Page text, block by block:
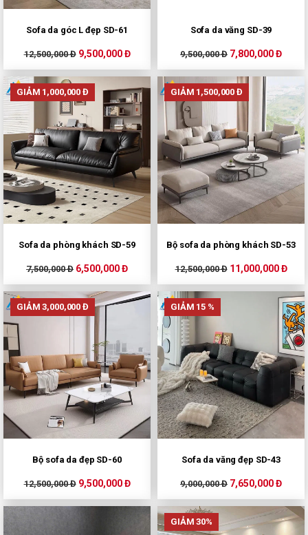
Sofa da góc L đẹp SD-61
12,500,000 Đ 9,500,000 Đ
Sofa da văng SD-39
9,500,000 Đ 7,800,000 Đ
GIẢM 1,000,000 Đ
Sofa da phòng khách SD-59
7,500,000 Đ 6,500,000 Đ
GIẢM 1,500,000 Đ
Bộ sofa da phòng khách SD-53
12,500,000 Đ 11,000,000 Đ
GIẢM 3,000,000 Đ
Bộ sofa da đẹp SD-60
12,500,000 Đ 9,500,000 Đ
GIẢM 15 %
Sofa da văng đẹp SD-43
9,000,000 Đ 7,650,000 Đ
GIẢM 30%